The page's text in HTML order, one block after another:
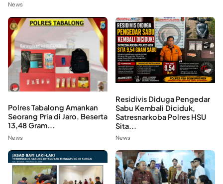
News
Polres Tabalong Amankan
Seorang Pria di Jaro, Beserta
13,48 Gram...
News
Residivis Diduga Pengedar
Sabu Kembali Diciduk,
Satresnarkoba Polres HSU
Sita...
News